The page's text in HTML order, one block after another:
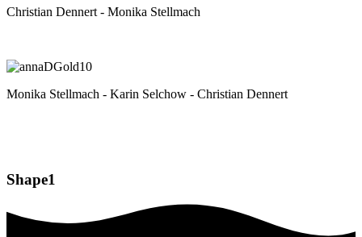
Christian Dennert - Monika Stellmach
Monika Stellmach - Karin Selchow - Christian Dennert
Shape1